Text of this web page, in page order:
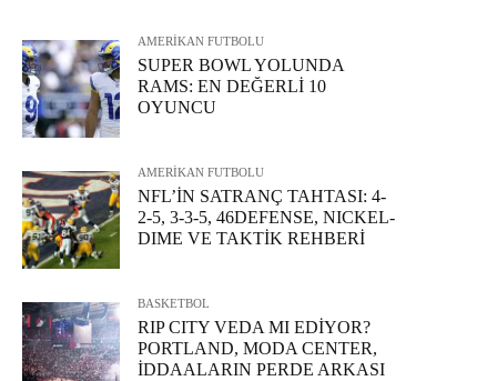
AMERİKAN FUTBOLU
SUPER BOWL YOLUNDA
RAMS: EN DEĞERLİ 10
OYUNCU
AMERİKAN FUTBOLU
NFL’İN SATRANÇ TAHTASI: 4-
2-5, 3-3-5, 46DEFENSE, NICKEL-
DIME VE TAKTİK REHBERİ
BASKETBOL
RIP CITY VEDA MI EDİYOR?
PORTLAND, MODA CENTER,
İDDAALARIN PERDE ARKASI